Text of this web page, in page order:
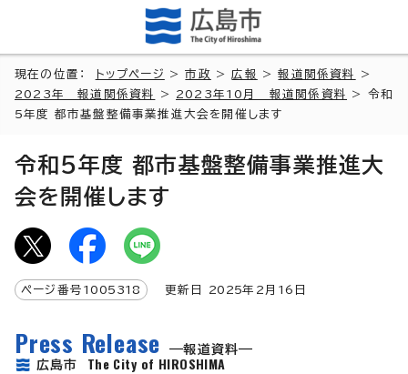
現在の位置： トップページ >市政 >広報 >報道関係資料
>
2023年 報道関係資料
> 2023年10月 報道関係資料
> 令和
5年度 都市基盤整備事業推進大会を開催します
令和5年度 都市基盤整備事業推進大
会を開催します
ページ番号 1005318 更新日 2025年2月 16 日
Press Release
報道資料
広島市 The City of HIROSHIMA